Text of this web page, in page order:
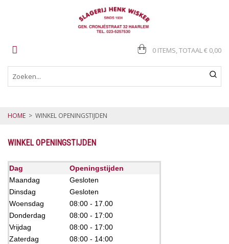
0 ITEMS, TOTAAL€ 0,00
HOME > WINKEL OPENINGSTIJDEN
WINKEL OPENINGSTIJDEN
Dag
Openingstijden
Maandag
Gesloten
Dinsdag
Gesloten
Woensdag
08:00 - 17.00
Donderdag
08:00 - 17:00
Vrijdag
08:00 - 17:00
Zaterdag
08:00 - 14:00